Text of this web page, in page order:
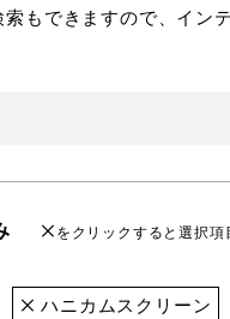
もできますので、イン
をクリックすると選択項
ハニカムスクリーン